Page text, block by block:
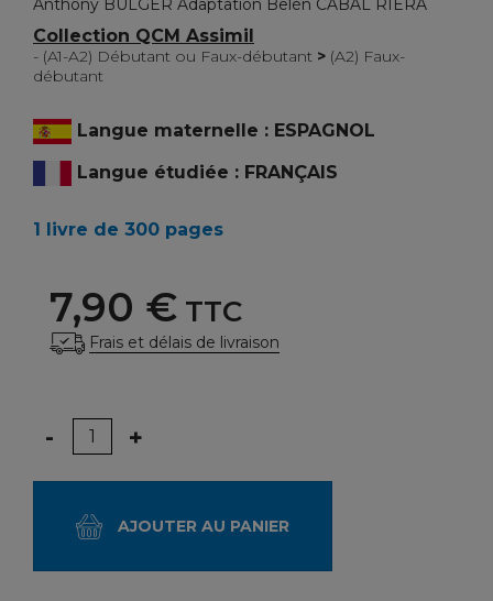
Collection QCM Assimil
- (A1-A2) Débutant ou Faux-débutant > (A2) Faux-
débutant
Langue maternelle : ESPAGNOL
Langue étudiée : FRANÇAIS
1 livre de 300 pages
7,90 € TTC
Frais et délais de livraison
Quantité
- +
AJOUTER AU PANIER